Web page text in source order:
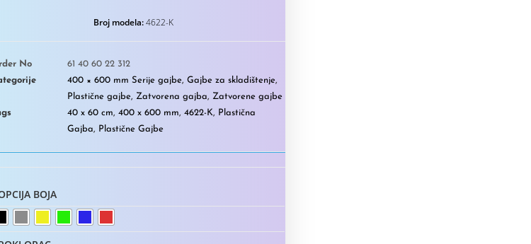
Broj modela:4622-K
No
61 40 60 22 312
400 × 600 mm Serije gajbe, Gajbe za skladištenje,
Plastične gajbe, Zatvorena gajba, Zatvorene gajbe
40 x 60 cm, 400 x 600 mm, 4622-K, Plastična
Gajba, Plastične Gajbe
BOJA